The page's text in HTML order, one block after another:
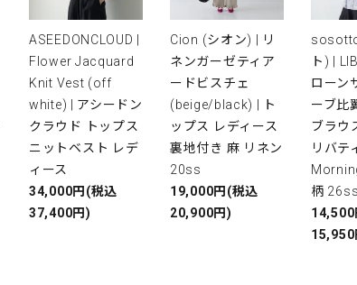
ASEEDONCLOUD |
Flower Jacquard
Knit Vest (off
white) | アシードン
クラウド トップス
ニットベスト レデ
ィース
34,000円(税込
37,400円)
Cion (シオン) | リ
ネンガーゼティア
ードビスチェ
(beige/black) | ト
ップス レディース
裏地付き 麻 リネン
20ss
19,000円(税込
20,900円)
ト) |
ローン
ーブ比
ブラウ
リバテ
柄 26ss
14,500
15,950